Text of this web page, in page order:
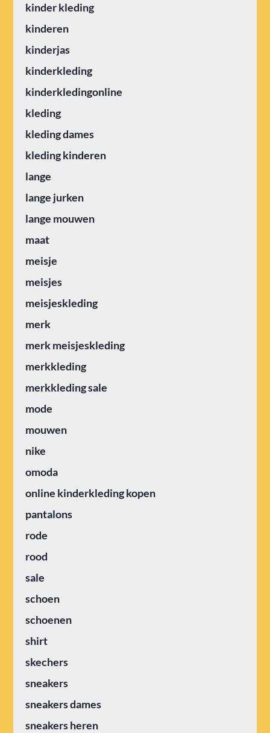
kinder kleding
kinderen
kinderjas
kinderkleding
kinderkledingonline
kleding
kleding dames
kleding kinderen
lange
lange jurken
lange mouwen
maat
meisje
meisjes
meisjeskleding
merk
merk meisjeskleding
merkkleding
merkkleding sale
mode
mouwen
nike
omoda
online kinderkleding kopen
pantalons
rode
rood
sale
schoen
schoenen
shirt
skechers
sneakers
sneakers dames
sneakers heren